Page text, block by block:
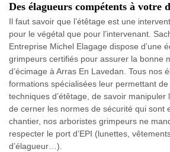
Des élagueurs compétents à votre
Il faut savoir que l’étêtage est une
pour le végétal que pour l’intervenant.
Entreprise Michel Elagage dispose d’une
grimpeurs certifiés pour assurer la bonne
d’écimage à Arras En Lavedan. Tous nos
formations spécialisées leur permettant
techniques d’étêtage, de savoir
de cerner les normes de sécurité qui sont
chantier, nos arboristes grimpeurs ne
respecter le port d’EPI (lunettes,
d’élagueur…).